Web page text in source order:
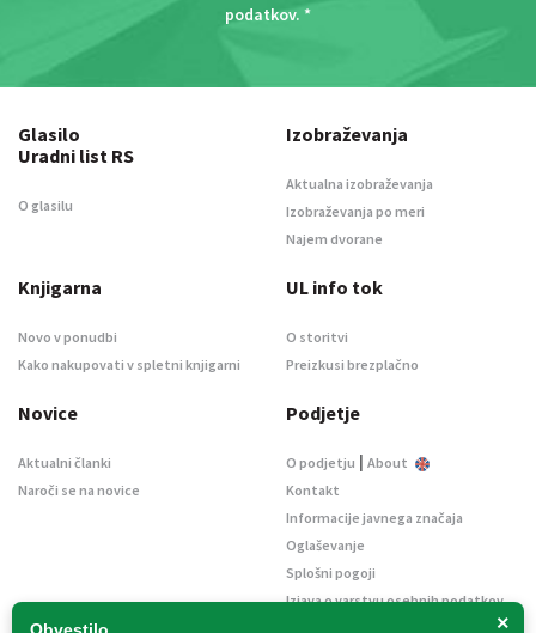
podatkov. *
×
Glasilo
Uradni list RS
O glasilu
Izobraževanja
Aktualna izobraževanja
Izobraževanja po meri
Najem dvorane
Knjigarna
Novo v ponudbi
Kako nakupovati v spletni knjigarni
UL info tok
O storitvi
Preizkusi brezplačno
Novice
Aktualni članki
Naroči se na novice
Podjetje
O podjetju | About
Kontakt
Informacije javnega značaja
Oglaševanje
Splošni pogoji
Izjava o varstvu osebnih podatkov